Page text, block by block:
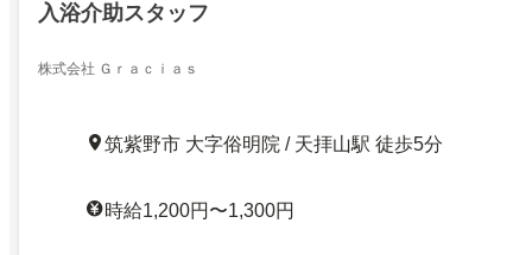
入浴介助スタッフ
株式会社 Ｇｒａｃｉａｓ
筑紫野市 大字俗明院 / 天拝山駅 徒歩5分
時給1,200円〜1,300円